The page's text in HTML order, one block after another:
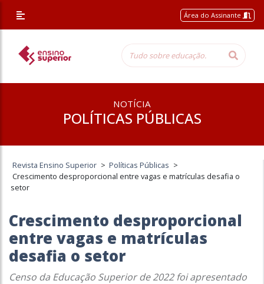
Área do Assinante
NOTÍCIA
POLÍTICAS PÚBLICAS
Revista Ensino Superior > Políticas Públicas >
Crescimento desproporcional entre vagas e matrículas desafia o
setor
Crescimento desproporcional
entre vagas e matrículas
desafia o setor
Censo da Educação Superior de 2022 foi apresentado